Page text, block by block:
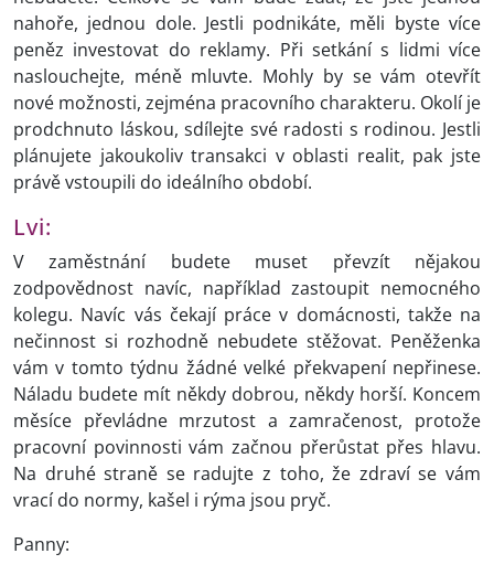
nahoře, jednou dole. Jestli podnikáte, měli byste více
peněz investovat do reklamy. Při setkání s lidmi více
naslouchejte, méně mluvte. Mohly by se vám otevřít
nové možnosti, zejména pracovního charakteru. Okolí je
prodchnuto láskou, sdílejte své radosti s rodinou. Jestli
plánujete jakoukoliv transakci v oblasti realit, pak jste
právě vstoupili do ideálního období.
Lvi:
V zaměstnání budete muset převzít nějakou
zodpovědnost navíc, například zastoupit nemocného
kolegu. Navíc vás čekají práce v domácnosti, takže na
nečinnost si rozhodně nebudete stěžovat. Peněženka
vám v tomto týdnu žádné velké překvapení nepřinese.
Náladu budete mít někdy dobrou, někdy horší. Koncem
měsíce převládne mrzutost a zamračenost, protože
pracovní povinnosti vám začnou přerůstat přes hlavu.
Na druhé straně se radujte z toho, že zdraví se vám
vrací do normy, kašel i rýma jsou pryč.
Panny: